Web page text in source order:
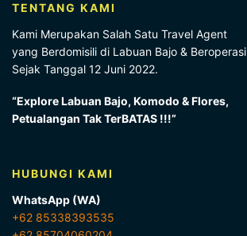
TENTANG KAMI
Kami Merupakan Salah Satu Travel Agent
yang Berdomisili di Labuan Bajo & Beroperasi
Sejak Tanggal 12 Juni 2022.
“Explore Labuan Bajo, Komodo & Flores,
Petualangan Tak TerBATAS !!!”
HUBUNGI KAMI
WhatsApp (WA)
+62 85338393535